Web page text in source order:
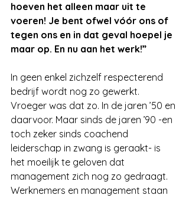
hoeven het alleen maar uit te
voeren! Je bent ofwel vóór ons of
tegen ons en in dat geval hoepel je
maar op. En nu aan het werk!”
In geen enkel zichzelf respecterend
bedrijf wordt nog zo gewerkt.
Vroeger was dat zo. In de jaren ’50 en
daarvoor. Maar sinds de jaren ’90 -en
toch zeker sinds coachend
leiderschap in zwang is geraakt- is
het moeilijk te geloven dat
management zich nog zo gedraagt.
Werknemers en management staan